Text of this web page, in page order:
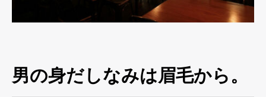
男の身だしなみは眉毛から。